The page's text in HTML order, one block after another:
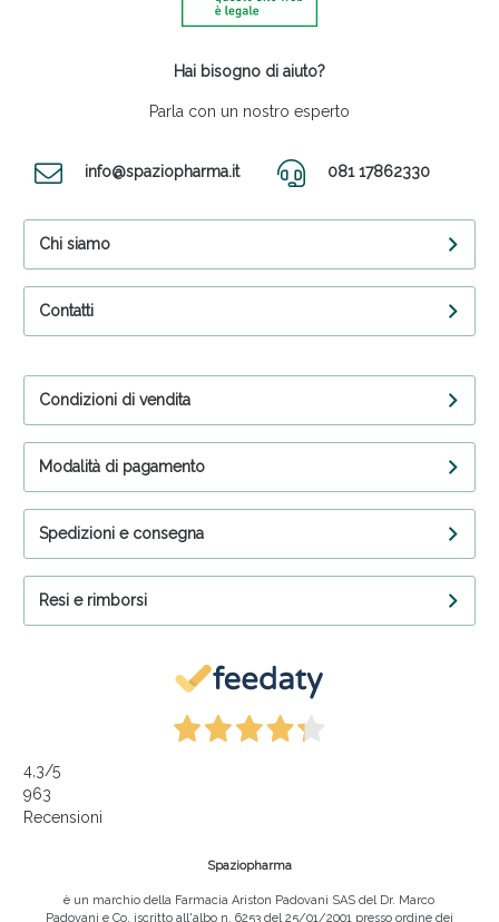
Hai bisogno di aiuto?
Parla con un nostro esperto
info@spaziopharma.it 081 17862330
Chi siamo
Contatti
Condizioni di vendita
Modalità di pagamento
Spedizioni e consegna
Resi e rimborsi
4,3/5
963
Recensioni
Spaziopharma
è un marchio della Farmacia Ariston Padovani SAS del Dr. Marco
Padovani e Co, iscritto all'albo n. 6253 del 25/01/2001 presso ordine dei